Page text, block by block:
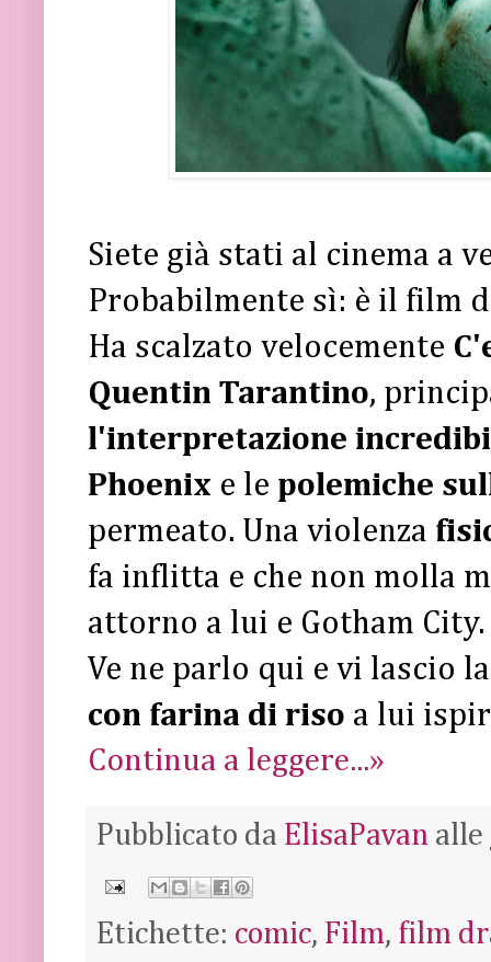
Siete già stati al cinema a
Probabilmente sì: è il film
Ha scalzato velocemente
Quentin Tarantino,
l'interpretazione
Phoenix e le polemiche
permeato. Una violenza
fa inflitta e che non molla
attorno a lui e Gotham City.
Ve ne parlo qui e vi lascio
con farina di riso a lui
Continua a leggere...»
Pubblicato da ElisaPavan alle
Etichette: comic, Film, film